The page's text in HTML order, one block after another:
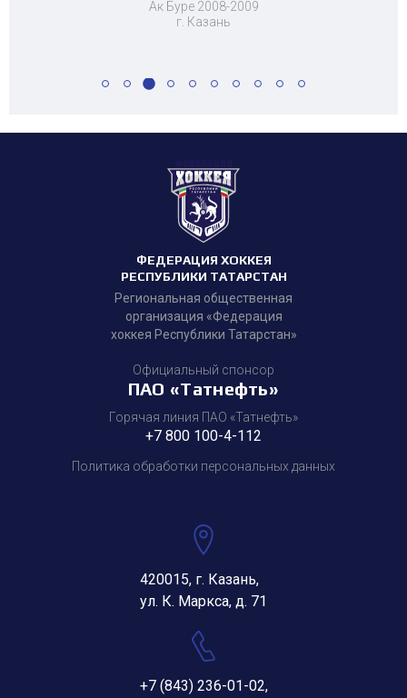
Ак Буре 2008-2009
г. Казань
ФЕДЕРАЦИЯ ХОККЕЯ
РЕСПУБЛИКИ ТАТАРСТАН
Региональная общественная
организация «Федерация
хоккея Республики Татарстан»
Официальный спонсор
ПАО «Татнефть»
Горячая линия ПАО «Татнефть»
+7 800 100-4-112
Политика обработки персональных данных
420015, г. Казань,
ул. К. Маркса, д. 71
+7 (843) 236-01-02,